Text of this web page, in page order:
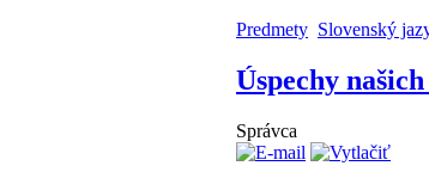
Predmety Slovenský
Úspechy
Správca